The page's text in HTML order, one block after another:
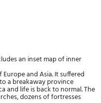
an inset map of inner
and Asia. It suffered
a breakaway province
and life is back to normal. The
dozens of fortresses